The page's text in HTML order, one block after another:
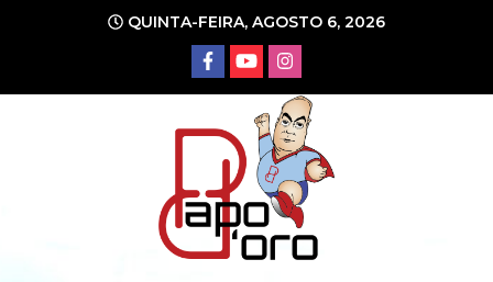
conteúdo
QUINTA-FEIRA, AGOSTO 6, 2026